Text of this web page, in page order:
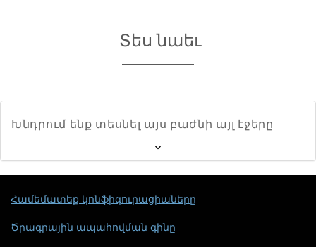
Տես նաեւ
Խնդրում ենք տեսնել այս բաժնի այլ էջերը
Համեմատեք կոնֆիգուրացիաները
Ծրագրային ապահովման գինը